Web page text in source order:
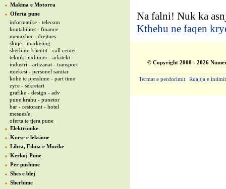
Makina e Motorra
Oferta pune
informatike - telecom
kontabilitet - finance
menaxher - drejtues
shitje - marketing
sherbimi klientit - call center
teknik-inxhinier - arkitekt
industri - artizanat - transport
mjekesi - personel sanitar
kohe te pjesshme - part time
zyre - sekretari
grafike - design - adv
pune krahu - punetor
bar - restorant - hotel
mesues/e
oferta te tjera pune
Elektronike
Kurse e leksione
Libra, Filma e Muzike
Kerkoj Pune
Per pushime
Shes e blej
Sherbime
Na falni! Nuk ka
Kthehu ne faqen
© Copyright 2008 - 2026
Termat e perdorimit Ruajtja e